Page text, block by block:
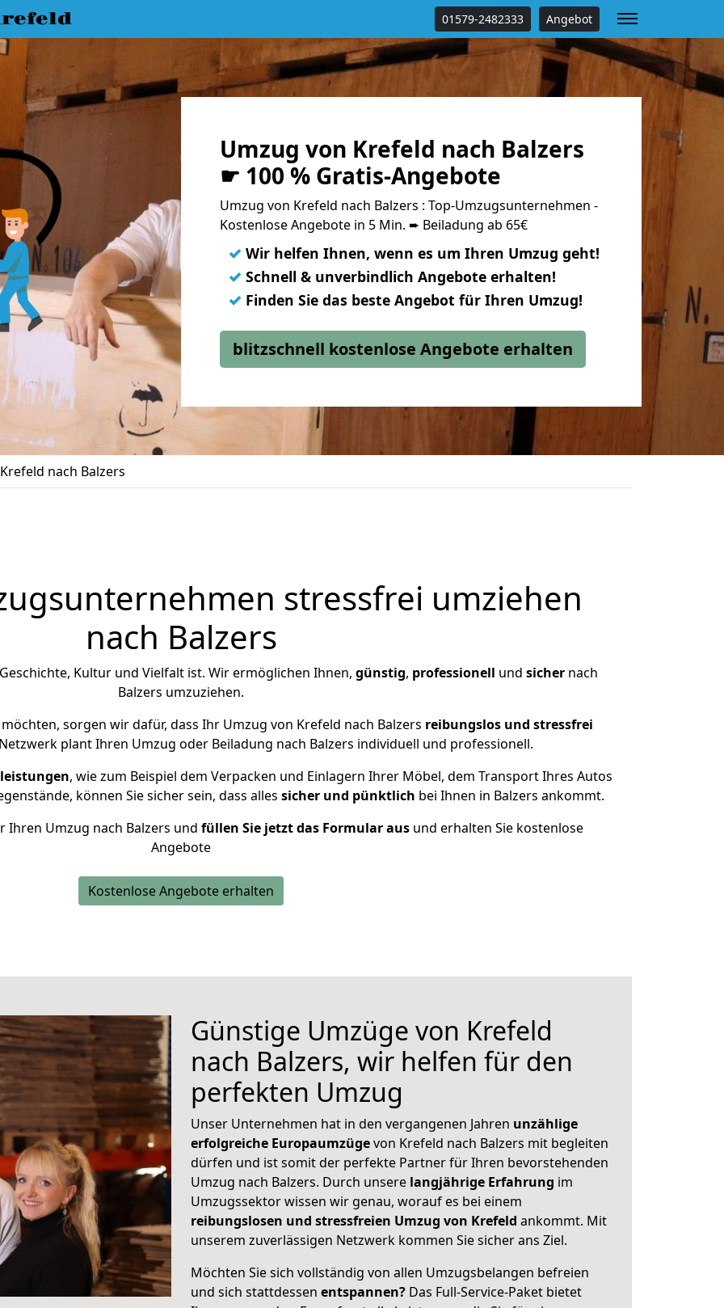
01579-2482333 Angebot
Umzug von Krefeld nach Balzers
☛ 100 % Gratis-Angebote
Umzug von Krefeld nach Balzers : Top-Umzugsunternehmen -
Kostenlose Angebote in 5 Min. ➨ Beiladung ab 65€
✓ Wir helfen Ihnen, wenn es um Ihren Umzug geht!
✓ Schnell & unverbindlich Angebote erhalten!
✓ Finden Sie das beste Angebot für Ihren Umzug!
blitzschnell kostenlose Angebote erhalten
nach Balzers
stressfrei umziehen
nach Balzers
Kultur und Vielfalt ist. Wir ermöglichen Ihnen, günstig, professionell und sichernach
Balzers umzuziehen.
sorgen wir dafür, dass Ihr Umzug von Krefeld nach Balzers reibungslos und stressfrei
plant Ihren Umzug oder Beiladung nach Balzers individuell und professionell.
, wie zum Beispiel dem Verpacken und Einlagern Ihrer Möbel, dem Transport Ihres Autos
können Sie sicher sein, dass alles sicher und pünktlich bei Ihnen in Balzers ankommt.
Ihren Umzug nach Balzers und füllen Sie jetzt das Formular ausund erhalten Sie kostenlose
Angebote
Kostenlose Angebote erhalten
Günstige Umzüge von Krefeld
nach Balzers, wir helfen für den
perfekten Umzug
Unser Unternehmen hat in den vergangenen Jahren unzählige
erfolgreiche Europaumzügevon Krefeld nach Balzers mit begleiten
dürfen und ist somit der perfekte Partner für Ihren bevorstehenden
Umzug nach Balzers. Durch unsere langjährige Erfahrung im
Umzugssektor wissen wir genau, worauf es bei einem
reibungslosen und stressfreien Umzug von Krefeld ankommt. Mit
unserem zuverlässigen Netzwerk kommen Sie sicher ans Ziel.
Möchten Sie sich vollständig von allen Umzugsbelangen befreien
und sich stattdessen entspannen? Das Full-Service-Paket bietet